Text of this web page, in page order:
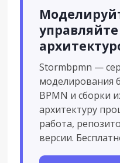
Stormbpmn —
моделирования
BPMN и сборки
архитектуру
работа,
версии.